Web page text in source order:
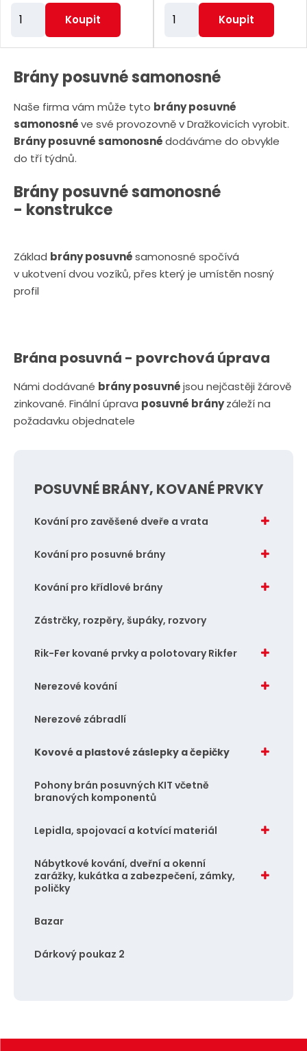
ě
n
t
p
o
č
e
t
Koupit
ě
n
t
p
o
e
Koupit
Brány posuvné samonosné
Naše firma vám může tyto brány posuvné
samonosnéve své provozovně v Dražkovicích vyrobit.
Brány posuvné samonosnédodáváme do obvykle
do tří týdnů.
Brány posuvné samonosné
- konstrukce
Základ brány posuvnésamonosné spočívá
v ukotvení dvou vozíků, přes který je umístěn nosný
profil
Brána posuvná - povrchová úprava
Námi dodávané brány posuvnéjsou nejčastěji žárově
zinkované. Finální úprava posuvné brányzáleží na
požadavku objednatele
POSUVNÉ BRÁNY, KOVANÉ PRVKY
Kování pro zavěšené dveře a vrata
Kování pro posuvné brány
Kování pro křídlové brány
Zástrčky, rozpěry, šupáky, rozvory
Rik-Fer kované prvky a polotovary Rikfer
Nerezové kování
Nerezové zábradlí
Kovové a plastové záslepky a čepičky
Pohony brán posuvných KIT včetně
branových komponentů
Lepidla, spojovací a kotvící materiál
Nábytkové kování, dveřní a okenní
zarážky, kukátka a zabezpečení, zámky,
poličky
Bazar
Dárkový poukaz 2